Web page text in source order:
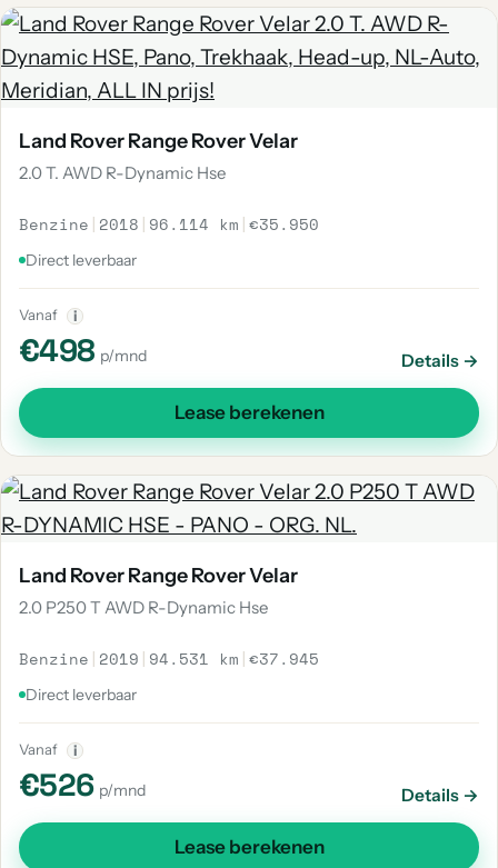
Land Rover Range Rover Velar
2.0 T. AWD R-Dynamic Hse
Benzine | 2018 | 96.114 km |€35.950
Direct leverbaar
Vanaf i
€498 p/mnd Details →
Lease berekenen
Land Rover Range Rover Velar
2.0 P250 T AWD R-Dynamic Hse
Benzine | 2019 | 94.531 km |€37.945
Direct leverbaar
Vanaf i
€526 p/mnd Details →
Lease berekenen